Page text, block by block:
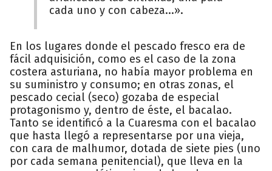
cada uno y con cabeza...».
En los lugares donde el pescado fresco era de
fácil adquisición, como es el caso de la zona
costera asturiana, no había mayor problema en
su suministro y consumo; en otras zonas, el
pescado cecial (seco) gozaba de especial
protagonismo y, dentro de éste, el bacalao.
Tanto se identificó a la Cuaresma con el bacalao
que hasta llegó a representarse por una vieja,
con cara de malhumor, dotada de siete pies (uno
por cada semana penitencial), que lleva en la